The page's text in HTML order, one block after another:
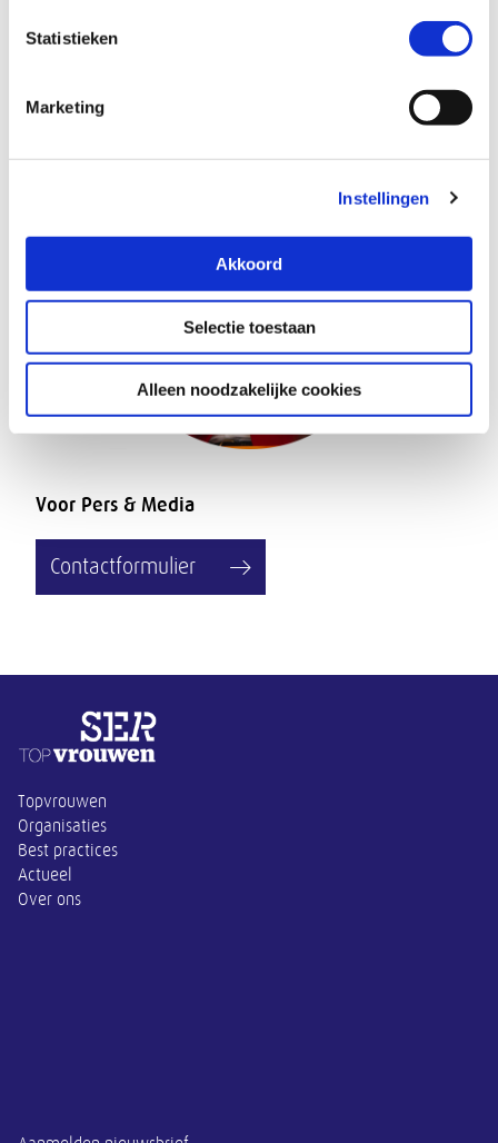
lezen in onze
Statistieken
Marketing
Instellingen
Akkoord
Selectie toestaan
Alleen noodzakelijke cookies
Privacyverklaring
Voor Pers & Media
Contactformulier
Overige informatie
Topvrouwen
Organisaties
Best practices
Actueel
Over ons